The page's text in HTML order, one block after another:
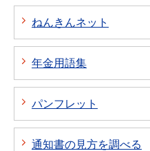
ねんきんネット
年金用語集
パンフレット
通知書の見方を調べる